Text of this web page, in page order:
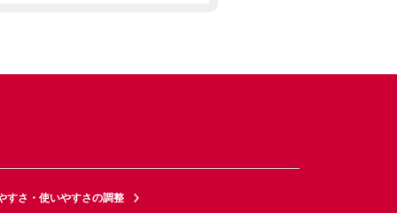
すさ・使いやすさの調整